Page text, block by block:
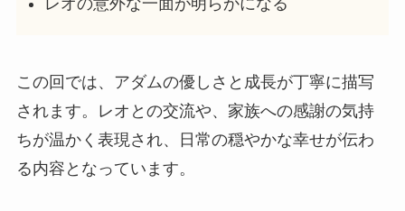
レオの意外な一面が明らかになる
この回では、アダムの優しさと成長が丁寧に描写
されます。レオとの交流や、家族への感謝の気持
ちが温かく表現され、日常の穏やかな幸せが伝わ
る内容となっています。